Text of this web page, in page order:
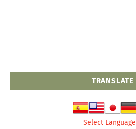
TRANSLATE
Select Language